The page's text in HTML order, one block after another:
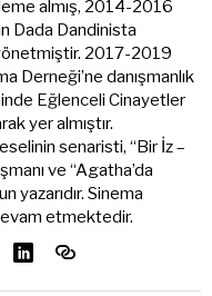
almış, 2014-2016
Dada Dandinista
2017-2019
Derneği’ne danışmanlık
Eğlenceli Cinayetler
yer almıştır.
senaristi, “Bir İz –
ve “Agatha’da
yazarıdır. Sinema
etmektedir.